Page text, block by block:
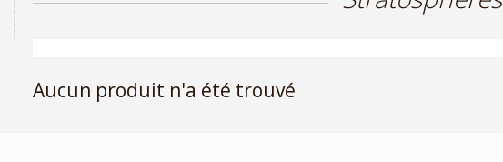
Aucun produit n'a été trouvé